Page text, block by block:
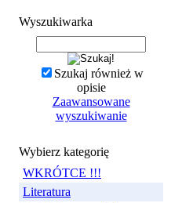
Wyszukiwarka
Szukaj również w
opisie
Zaawansowane
wyszukiwanie
Wybierz kategorię
WKRÓTCE !!!
Literatura